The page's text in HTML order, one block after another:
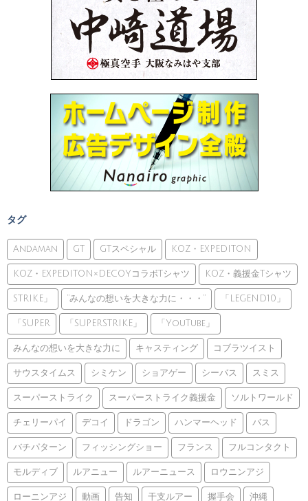
タグ
Andaman GT GTスペシャル KOZ・EXPEDITON
KOZ・EXPEDITON×DECOYコラボTシャツ KOZ・義援金Tシャツ
STRIKE」 ”みんなの想いを大きな力に・・・” 「LEGEND10」
「SUPER 「SUPERSTRIKE」 「YouTube」
みんなの想いを大きな力に キャスティング コブラツイスト
サウスタイムス シミケン ショアゲー シーバス スミス
スーパーストライク スーパーストライク義援金 ソルトワールド
チェリーパイ デコイ ドラゴン ハンマーヘッド バス
バチパターン フィッシングショー フランス フルコンタクト
モルディブ ルアニュー ルアーニュース ロウニンアジ
ローニンアジ 動画 告知 干支ルアー 握手会 沖縄